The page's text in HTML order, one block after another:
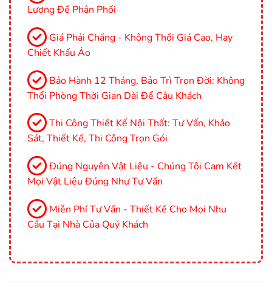
Lượng Để Phân Phối
Giá Phải Chăng - Không Thổi Giá Cao, Hay
Chiết Khấu Ảo
Bảo Hành 12 Tháng, Bảo Trì Trọn Đời: Không
Thổi Phòng Thời Gian Dài Để Câu Khách
Thi Công Thiết Kế Nội Thất: Tư Vấn, Khảo
Sát, Thiết Kế, Thi Công Trọn Gói
Đúng Nguyên Vật Liệu - Chúng Tôi Cam Kết
Mọi Vật Liệu Đúng Như Tư Vấn
Miễn Phí Tư Vấn - Thiết Kế Cho Mọi Nhu
Cầu Tại Nhà Của Quý Khách